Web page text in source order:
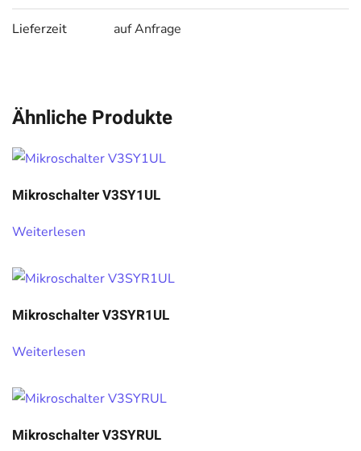
Lieferzeit auf Anfrage
Ähnliche Produkte
Mikroschalter V3SY1UL
Weiterlesen
Mikroschalter V3SYR1UL
Weiterlesen
Mikroschalter V3SYRUL